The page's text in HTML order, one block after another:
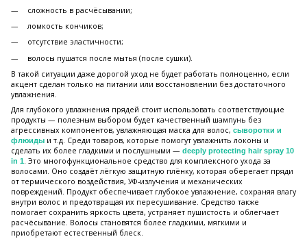
сложность в расчёсывании;
ломкость кончиков;
отсутствие эластичности;
волосы пушатся после мытья (после сушки).
В такой ситуации даже дорогой уход не будет работать полноценно, если
акцент сделан только на питании или восстановлении без достаточного
увлажнения.
Для глубокого увлажнения прядей стоит использовать соответствующие
продукты — полезным выбором будет качественный шампунь без
агрессивных компонентов, увлажняющая маска для волос, сыворотки и
флюиды и т.д. Среди товаров, которые помогут увлажнить локоны и
сделать их более гладкими и послушными — deeply protecting hair spray 10
in 1. Это многофункциональное средство для комплексного ухода за
волосами. Оно создаёт лёгкую защитную плёнку, которая оберегает пряди
от термического воздействия, УФ-излучения и механических
повреждений. Продукт обеспечивает глубокое увлажнение, сохраняя влагу
внутри волос и предотвращая их пересушивание. Средство также
помогает сохранить яркость цвета, устраняет пушистость и облегчает
расчёсывание. Волосы становятся более гладкими, мягкими и
приобретают естественный блеск.